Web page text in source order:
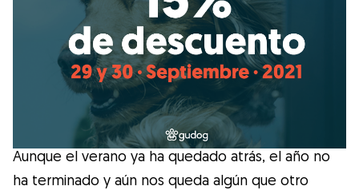
Accesorios
Educación Canina
Más contenido
Aunque el verano ya ha quedado atrás, el año no
ha terminado y aún nos queda algún que otro